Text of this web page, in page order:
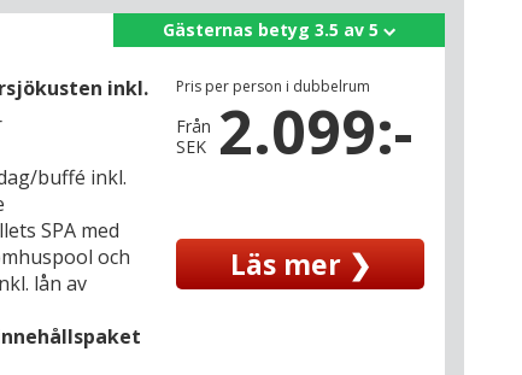
mysiga promenader eller skäm bort dig själv med
din höstvistelse här och upptäck hur hösten kan ge
inkl.
buffé inkl.
SPA med
och
lån av
Pris per person i dubbelrum
Från
SEK
2.099:-
Läs mer ❯
Gästernas betyg 3.5 av 5